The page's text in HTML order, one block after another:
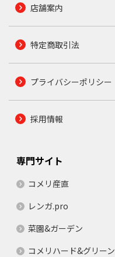
店舗案内
特定商取引法
プライバシーポリシー
採用情報
専門サイト
コメリ産直
レンガ.pro
菜園&ガーデン
コメリハード&グリーン